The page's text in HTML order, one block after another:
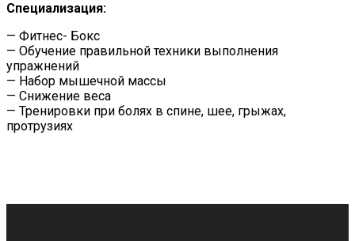
Специализация:
— Фитнес- Бокс
— Обучение правильной техники выполнения
упражнений
— Набор мышечной массы
— Снижение веса
— Тренировки при болях в спине, шее, грыжах,
протрузиях